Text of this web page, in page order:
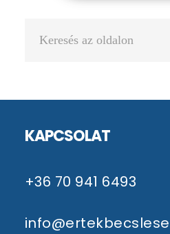
Keresés
KAPCSOLAT
+36 70 941 6493